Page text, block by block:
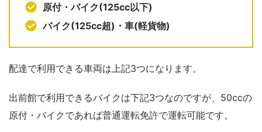
原付・バイク(125cc以下)
バイク(125cc超)・車(軽貨物)
配達で利用できる車両は上記3つになります。
出前館で利用できるバイクは下記3つなのですが、50ccの
原付・バイクであれば普通運転免許で運転可能です。